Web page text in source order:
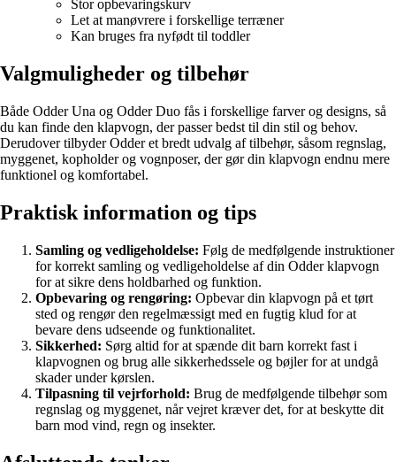
Stor opbevaringskurv
Let at manøvrere i forskellige terræner
Kan bruges fra nyfødt til toddler
Valgmuligheder og tilbehør
Både Odder Una og Odder Duo fås i forskellige farver og designs, så
du kan finde den klapvogn, der passer bedst til din stil og behov.
Derudover tilbyder Odder et bredt udvalg af tilbehør, såsom regnslag,
myggenet, kopholder og vognposer, der gør din klapvogn endnu mere
funktionel og komfortabel.
Praktisk information og tips
Samling og vedligeholdelse: Følg de medfølgende instruktioner
for korrekt samling og vedligeholdelse af din Odder klapvogn
for at sikre dens holdbarhed og funktion.
Opbevaring og rengøring: Opbevar din klapvogn på et tørt
sted og rengør den regelmæssigt med en fugtig klud for at
bevare dens udseende og funktionalitet.
Sikkerhed: Sørg altid for at spænde dit barn korrekt fast i
klapvognen og brug alle sikkerhedssele og bøjler for at undgå
skader under kørslen.
Tilpasning til vejrforhold: Brug de medfølgende tilbehør som
regnslag og myggenet, når vejret kræver det, for at beskytte dit
barn mod vind, regn og insekter.